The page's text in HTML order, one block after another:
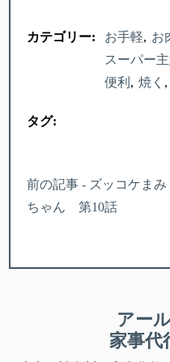
カテゴリー: お手軽 お
スーパー
便利
焼く
タグ:
前の記事 - ズッコケまみ
ちゃん 第10話
アー
家事代